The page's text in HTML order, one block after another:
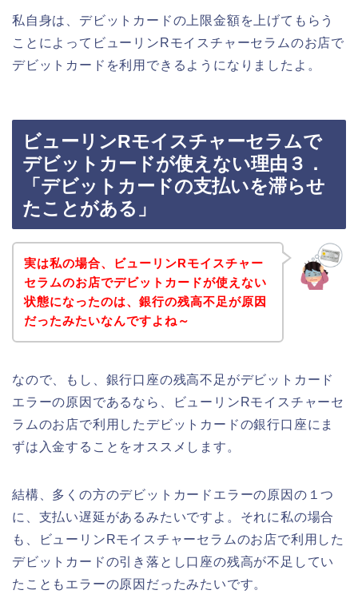
私自身は、デビットカードの上限金額を上げてもらう
ことによってビューリンRモイスチャーセラムのお店で
デビットカードを利用できるようになりましたよ。
ビューリンRモイスチャーセラムで
デビットカードが使えない理由３．
「デビットカードの支払いを滞らせ
たことがある」
実は私の場合、ビューリンRモイスチャー
セラムのお店でデビットカードが使えない
状態になったのは、銀行の残高不足が原因
だったみたいなんですよね～
なので、もし、銀行口座の残高不足がデビットカード
エラーの原因であるなら、ビューリンRモイスチャーセ
ラムのお店で利用したデビットカードの銀行口座にま
ずは入金することをオススメします。
結構、多くの方のデビットカードエラーの原因の１つ
に、支払い遅延があるみたいですよ。それに私の場合
も、ビューリンRモイスチャーセラムのお店で利用した
デビットカードの引き落とし口座の残高が不足してい
たこともエラーの原因だったみたいです。